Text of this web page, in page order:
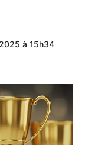
à 15h34